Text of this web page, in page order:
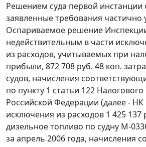
Решением суда первой инстанции
заявленные требования частично
Оспариваемое решение
недействительным в части
из расходов, учитываемых при
прибыли, 872 708 руб. 48 коп.
судов, начисления
по пункту 1 статьи 122 Налогового
Российской Федерации (далее - НК
исключения из расходов 1 425 137
дизельное топливо по судну М-
за апрель 2006 года, начисления